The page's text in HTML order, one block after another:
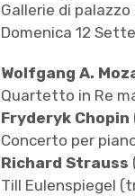
Gallerie di
Domenica 12
Wolfgang A.
Quartetto in Re
Fryderyk Chopin
Concerto per
Richard Strauss
Till Eulenspiegel